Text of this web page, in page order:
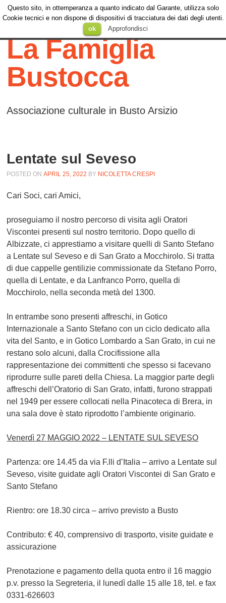
Menu
SKIP TO
Menu
La Famiglia
Bustocca
Associazione culturale in Busto Arsizio
Lentate sul Seveso
POSTED ONAPRIL 25, 2022 BY NICOLETTA CRESPI
Cari Soci, cari Amici,
proseguiamo il nostro percorso di visita agli Oratori
Viscontei presenti sul nostro territorio. Dopo quello di
Albizzate, ci apprestiamo a visitare quelli di Santo Stefano
a Lentate sul Seveso e di San Grato a Mocchirolo. Si tratta
di due cappelle gentilizie commissionate da Stefano Porro,
quella di Lentate, e da Lanfranco Porro, quella di
Mocchirolo, nella seconda metà del 1300.
In entrambe sono presenti affreschi, in Gotico
Internazionale a Santo Stefano con un ciclo dedicato alla
vita del Santo, e in Gotico Lombardo a San Grato, in cui ne
restano solo alcuni, dalla Crocifissione alla
rappresentazione dei committenti che spesso si facevano
riprodurre sulle pareti della Chiesa. La maggior parte degli
affreschi dell’Oratorio di San Grato, infatti, furono strappati
nel 1949 per essere collocati nella Pinacoteca di Brera, in
una sala dove è stato riprodotto l’ambiente originario.
Venerdì 27 MAGGIO 2022 – LENTATE SUL SEVESO
Partenza: ore 14.45 da via F.lli d’Italia – arrivo a Lentate sul
Seveso, visite guidate agli Oratori Viscontei di San Grato e
Santo Stefano
Rientro: ore 18.30 circa – arrivo previsto a Busto
Contributo: € 40,comprensivo di trasporto, visite guidate e
assicurazione
Prenotazione e pagamento della quota entro il 16 maggio
p.v. presso la Segreteria, il lunedì dalle 15 alle 18, tel. e fax
0331-626603
Questo sito, in ottemperanza a quanto indicato dal Garante, utilizza solo
Cookie tecnici e non dispone di dispositivi di tracciatura dei dati degli utenti.
ok
Approfondisci